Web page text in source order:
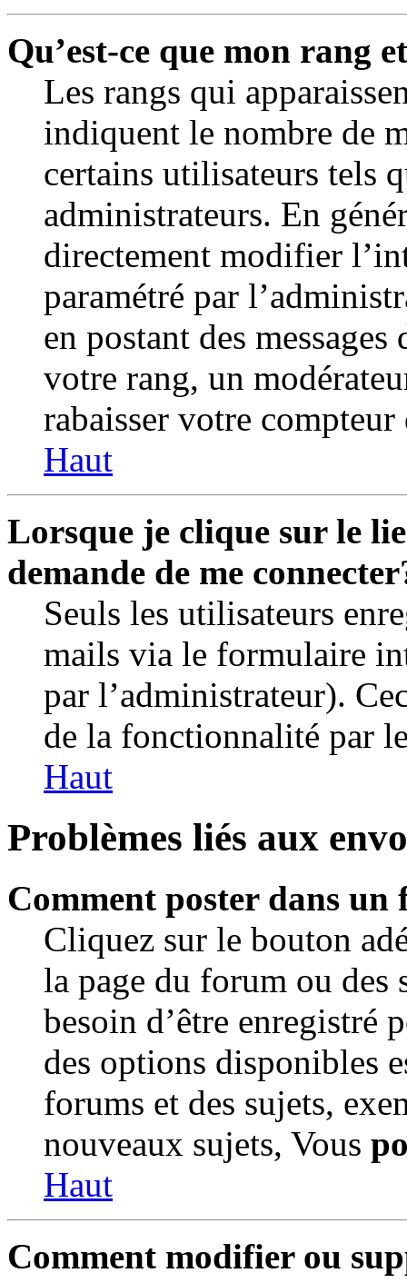
Qu’est-ce que mon rang
Les rangs qui
indiquent le nombre de
certains utilisateurs tels
administrateurs. En
directement modifier
paramétré par
en postant des
votre rang, un
rabaisser votre compteur
Haut
Lorsque je clique sur le
demande de me
Seuls les utilisateurs
mails via le formulaire
par l’administrateur).
de la fonctionnalité par
Haut
Problèmes liés aux
Comment poster dans un
Cliquez sur le bouton
la page du forum ou des
besoin d’être enregistré
des options disponibles
forums et des sujets,
nouveaux sujets, Vous
Haut
Comment modifier ou